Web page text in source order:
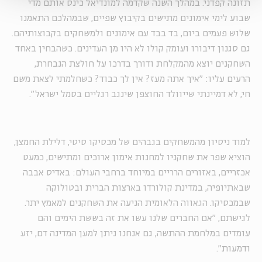
תזונה קפדני. במהלך השנה שקדמה למונדיאל כינס אותם מדי
שבוע לימי אימונים מתישים בקיבוץ שפיים, שבמהלכם התאמנו
שלוש פעמים ביום, בד בבד עם אימונים ולמשחקים בקבוצותיהם.
גם סגנון דיבורו ועומק קולו לא היו מן העדינים. כשהבחין באחד
השחקנים יוצא מהמקלחת ודורך בדרכו על חולצת הנבחרת,
הרעים עליו: "איך אתה מעז? אין לך כבוד? כשחלמתי לצאת משם
חי, לא דמיינתי שייוולד החוצפן שינגב רגליים בסמל ישראל".
למוד ניסיון מהמשחקים בגבהים של מכסיקו סיטי, דלילת החמצן,
הוציא שפר את שחקניו למחנות אימון ארוכים ומתישים, כמעט
אכזריים, באזורים הרריים במיוחד ברחבי העולם: באדיס אבבה
שבאתיופיה, במדינת קולורדו בארצות הברית ובטולוקה
שבמכסיקו. הגאווה הלאומית הניעה את השחקנים למאמץ יתר.
לגישתם, "אם החברים שלנו עשו את זה בששת הימים והם
עומדים במלחמת ההתשה, גם אנחנו ניתן למען המדינה דם, יזע
ודמעות".